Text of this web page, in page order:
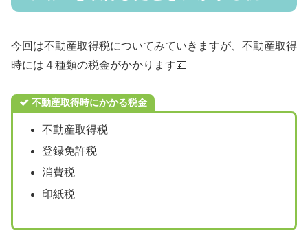
今回は不動産取得税についてみていきますが、不動産取得
時には４種類の税金がかかります💴
不動産取得時にかかる税金
不動産取得税
登録免許税
消費税
印紙税